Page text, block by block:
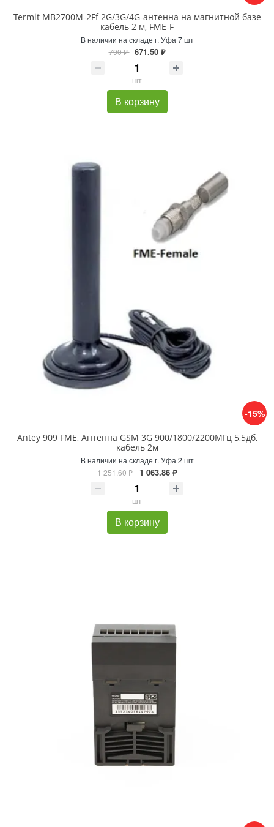
Termit MB2700M-2Ff 2G/3G/4G-антенна на магнитной базе
кабель 2 м, FME-F
В наличии на складе г. Уфа 7 шт
790 ₽ 671.50 ₽
шт
В корзину
-15%
Antey 909 FME, Антенна GSM 3G 900/1800/2200МГц 5,5дб,
кабель 2м
В наличии на складе г. Уфа 2 шт
1 251.60 ₽ 1 063.86 ₽
шт
В корзину